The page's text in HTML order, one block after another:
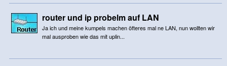
router und ip probelm auf LAN
Ja ich und meine kumpels machen öfteres mal ne LAN, nun wollten wir
mal ausproben wie das mit uplin...